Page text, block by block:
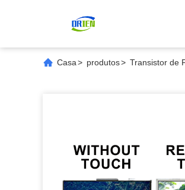
Casa> produtos> Transistor de